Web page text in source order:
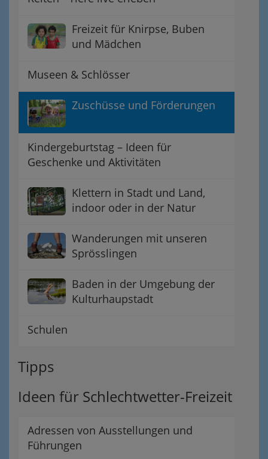
Freizeit für Knirpse, Buben
und Mädchen
Museen & Schlösser
Zuschüsse und Förderungen
Kindergeburtstag – Ideen für
Geschenke und Aktivitäten
Klettern in Stadt und Land,
indoor oder in der Natur
Wanderungen mit unseren
Sprösslingen
Baden in der Umgebung der
Kulturhaupstadt
Schulen
Tipps
Ideen für Schlechtwetter-Freizeit
Adressen von Ausstellungen und
Führungen